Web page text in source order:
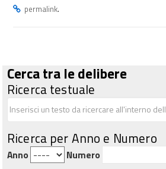
permalink.
Cerca tra le delibere
Ricerca testuale
Ricerca per Anno e Numero
Anno Numero